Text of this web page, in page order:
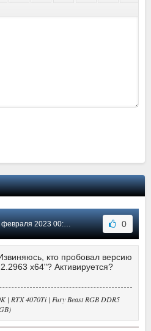
2023 00:55) Сообщение #363 0
кто пробовал версию
x64"? Активируется?
| RTX 4070Ti | Fury Beast RGB DDR5